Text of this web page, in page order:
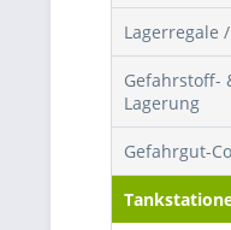
Lagerregale
Gefahrstoff-
Lagerung
Gefahrgut-